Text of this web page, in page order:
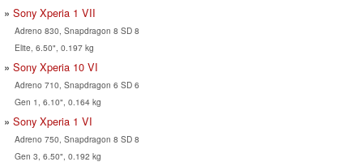
Sony Xperia 1 VII
Adreno 830, Snapdragon 8 SD 8
Elite, 6.50", 0.197 kg
Sony Xperia 10 VI
Adreno 710, Snapdragon 6 SD 6
Gen 1, 6.10", 0.164 kg
Sony Xperia 1 VI
Adreno 750, Snapdragon 8 SD 8
Gen 3, 6.50", 0.192 kg